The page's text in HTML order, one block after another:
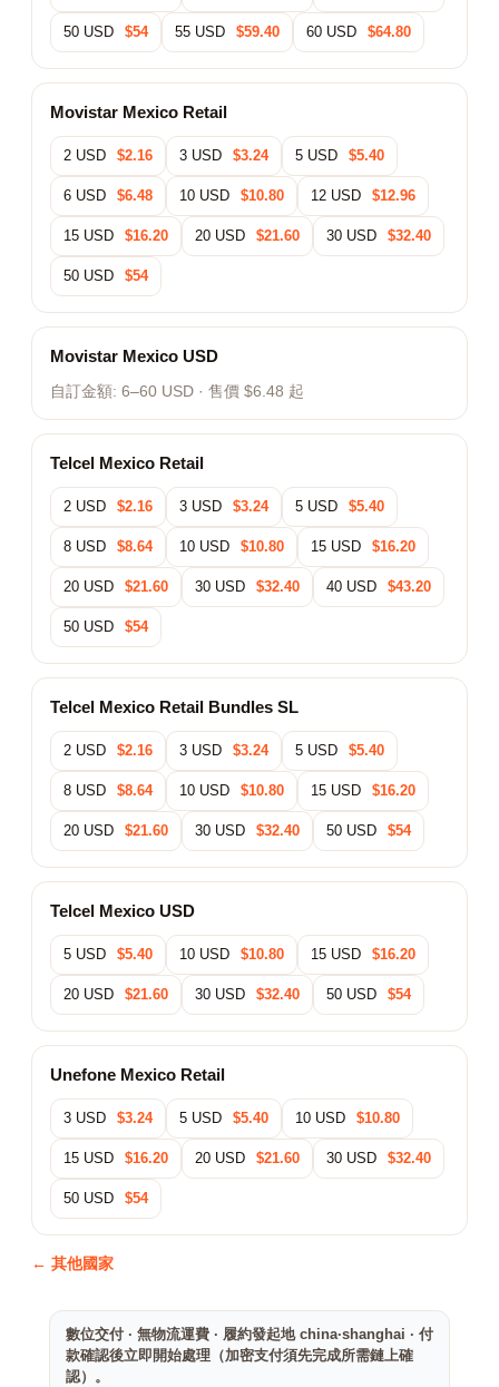
50 USD $54 55 USD $59.40 60 USD $64.80
Movistar Mexico Retail
2 USD $2.16 3 USD $3.24 5 USD $5.40
6 USD $6.48 10 USD $10.80 12 USD $12.96
15 USD $16.20 20 USD $21.60 30 USD $32.40
50 USD $54
Movistar Mexico USD
自訂金額: 6–60 USD · 售價 $6.48 起
Telcel Mexico Retail
2 USD $2.16 3 USD $3.24 5 USD $5.40
8 USD $8.64 10 USD $10.80 15 USD $16.20
20 USD $21.60 30 USD $32.40 40 USD $43.20
50 USD $54
Telcel Mexico Retail Bundles SL
2 USD $2.16 3 USD $3.24 5 USD $5.40
8 USD $8.64 10 USD $10.80 15 USD $16.20
20 USD $21.60 30 USD $32.40 50 USD $54
Telcel Mexico USD
5 USD $5.40 10 USD $10.80 15 USD $16.20
20 USD $21.60 30 USD $32.40 50 USD $54
Unefone Mexico Retail
3 USD $3.24 5 USD $5.40 10 USD $10.80
15 USD $16.20 20 USD $21.60 30 USD $32.40
50 USD $54
← 其他國家
數位交付 · 無物流運費 · 履約發起地 china·shanghai · 付
款確認後立即開始處理（加密支付須先完成所需鏈上確
認）。